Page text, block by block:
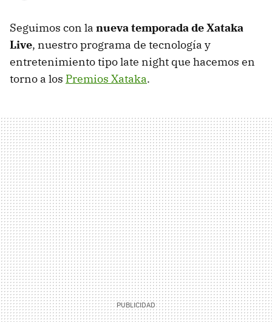
Seguimos con la nueva temporada de Xataka
Live, nuestro programa de tecnología y
entretenimiento tipo late night que hacemos en
torno a los Premios Xataka.